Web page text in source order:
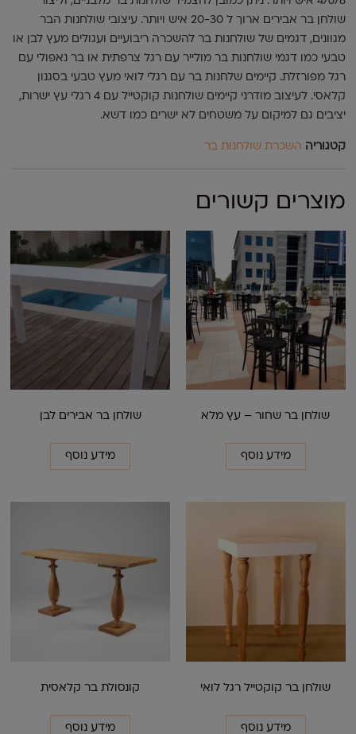
שולחן בר אבירים ארוך ל 20-30 איש ויותר. עיצובי שולחנות הבר
מגוונים, דגמים של שולחנות בר להשכרה ריבועיים ועגולים מעץ לבן או
טבעי כמו דגמי שולחנות בר מולייר עם רגל צרפתית או בר נאפולי עם
רגל מפורזלת. קיימים שלחנות בר עם רגלי לואי מעץ טבעי בסגנון
קלאסי. לעיצוב מודרני קיימים שולחנות קוקטייל עם 4 רגלי עץ ישרות,
יציבים גם למיקום על משטחים לא ישרים כמו דשא.
קטגוריה השכרת שולחנות בר
מוצרים קשורים
שולחן בר שחור – עץ מלא
מידע נוסף
שולחן בר אבירים לבן
מידע נוסף
שולחן בר קוקטייל רגל לואי
מידע נוסף
קונסולת בר קלאסית
מידע נוסף